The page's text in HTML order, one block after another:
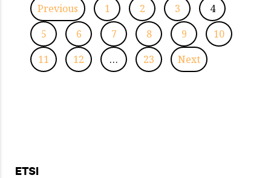
Previous
1 2 3
4
5
6 7 8 9
10
11
12 … 23 Next
ETSI